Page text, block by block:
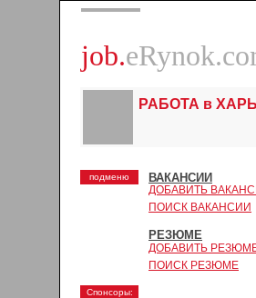
job.
РАБОТА в
подменю ВАКАНСИИ
ДОБАВИТЬ
ПОИСК ВАКАНСИИ
РЕЗЮМЕ
ДОБАВИТЬ
ПОИСК РЕЗЮМЕ
Спонсоры: